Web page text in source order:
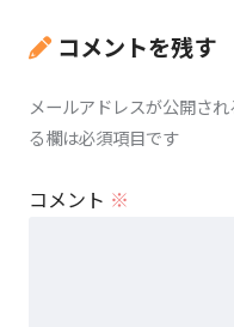
コメントを残す
メールアドレスが公開され
る欄は必須項目です
コメント ※